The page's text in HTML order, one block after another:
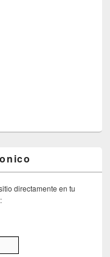
directamente en tu